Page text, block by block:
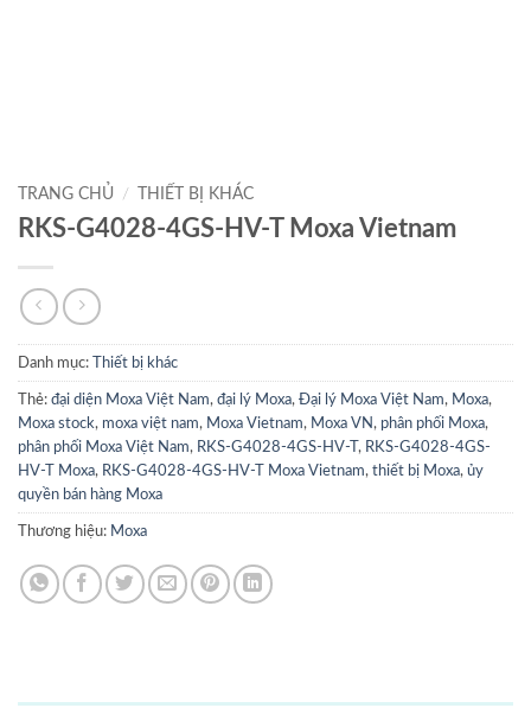
TRANG CHỦ / THIẾT BỊ KHÁC
RKS-G4028-4GS-HV-T Moxa Vietnam
Danh mục: Thiết bị khác
Thẻ: đại diện Moxa Việt Nam, đại lý Moxa, Đại lý Moxa Việt Nam, Moxa,
Moxa stock, moxa việt nam, Moxa Vietnam, Moxa VN, phân phối Moxa,
phân phối Moxa Việt Nam, RKS-G4028-4GS-HV-T , RKS-G4028-4GS-
HV-T Moxa, RKS-G4028-4GS-HV-T Moxa Vietnam, thiết bị Moxa, ủy
quyền bán hàng Moxa
Thương hiệu: Moxa